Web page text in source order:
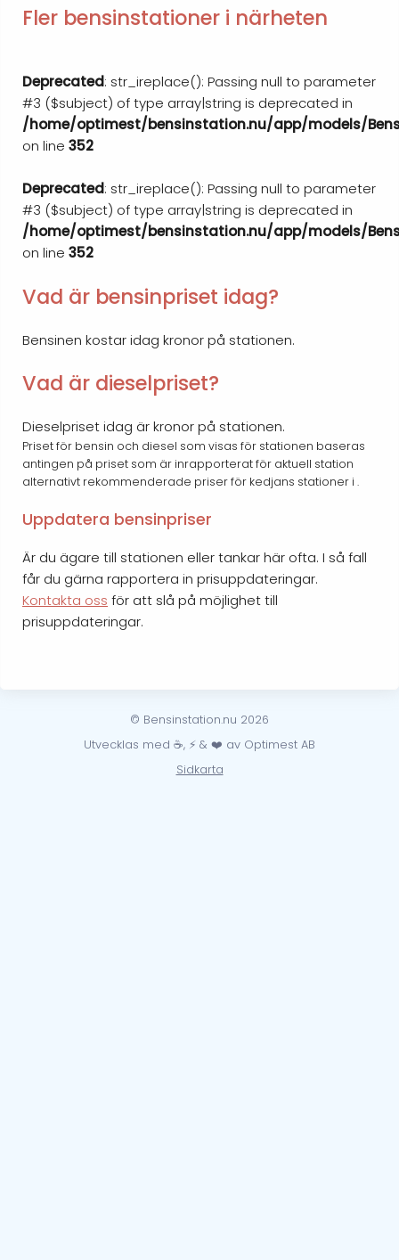
Fler bensinstationer i närheten
Deprecated: str_ireplace(): Passing null to parameter
#3 ($subject) of type array|string is deprecated in
/home/optimest/bensinstation.nu/app/models/
on line 352
Deprecated: str_ireplace(): Passing null to parameter
#3 ($subject) of type array|string is deprecated in
/home/optimest/bensinstation.nu/app/models/
on line 352
Vad är bensinpriset idag?
Bensinen kostar idag kronor på stationen.
Vad är dieselpriset?
Dieselpriset idag är kronor på stationen.
Priset för bensin och diesel som visas för stationen baseras
antingen på priset som är inrapporterat för aktuell station
alternativt rekommenderade priser för kedjans stationer i .
Uppdatera bensinpriser
Är du ägare till stationen eller tankar här ofta. I så fall
får du gärna rapportera in prisuppdateringar.
Kontakta oss för att slå på möjlighet till
prisuppdateringar.
© Bensinstation.nu 2026
Utvecklas med ☕, ⚡ & ❤️ av Optimest AB
Sidkarta